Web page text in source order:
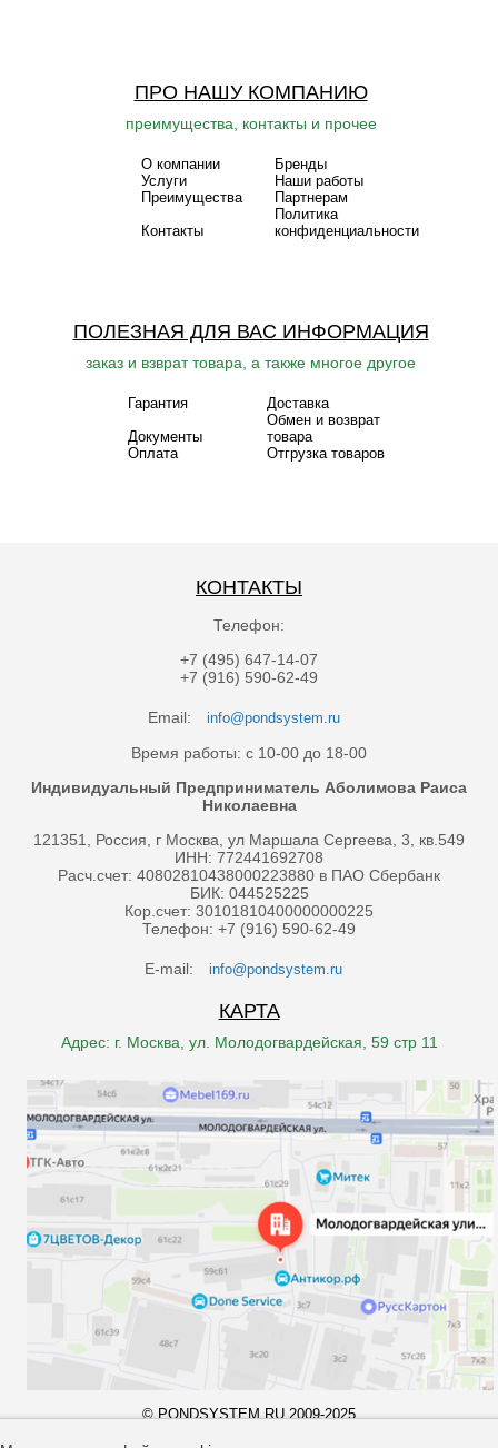
ПРО НАШУ КОМПАНИЮ
преимущества, контакты и прочее
О компании
Бренды
Услуги
Наши работы
Преимущества
Партнерам
Контакты
Политика
конфиденциальности
ПОЛЕЗНАЯ ДЛЯ ВАС ИНФОРМАЦИЯ
заказ и взврат товара, а также многое другое
Гарантия
Доставка
Документы
Обмен и возврат
товара
Оплата
Отгрузка товаров
КОНТАКТЫ
Телефон:
+7 (495) 647-14-07
+7 (916) 590-62-49
Email: info@pondsystem.ru
Время работы: с 10-00 до 18-00
Индивидуальный Предприниматель Аболимова Раиса
Николаевна
121351, Россия, г Москва, ул Маршала Сергеева, 3, кв.549
ИНН: 772441692708
Расч.счет: 40802810438000223880 в ПАО Сбербанк
БИК: 044525225
Кор.счет: 30101810400000000225
Телефон: +7 (916) 590-62-49
E-mail: info@pondsystem.ru
КАРТА
Адрес: г. Москва, ул. Молодогвардейская, 59 стр 11
© PONDSYSTEM.RU 2009-2025